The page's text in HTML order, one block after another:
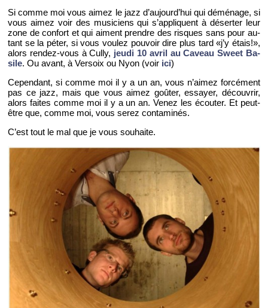
Si comme moi vous aimez le jazz d’au­jour­d’hui qui dé­mé­nage, si
vous aimez voir des mu­si­ciens qui s’ap­pliquent à dé­ser­ter leur
zone de confort et qui aiment prendre des risques sans pour au­
tant se la péter, si vous vou­lez pou­voir dire plus tard «j’y étais!»,
alors ren­dez-vous à Cully, jeudi 10 avril au Ca­veau Sweet Ba­
sile. Ou avant, à Ver­soix ou Nyon (voir ici)
Ce­pen­dant, si comme moi il y a un an, vous n’ai­mez for­cé­ment
pas ce jazz, mais que vous aimez goû­ter, es­sayer, dé­cou­vrir,
alors faites comme moi il y a un an. Venez les écou­ter. Et peut-
être que, comme moi, vous serez conta­mi­nés.
C’est tout le mal que je vous sou­haite.